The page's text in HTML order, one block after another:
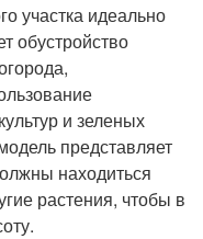
участка идеально
обустройство
и зеленых
представляет
находиться
растения, чтобы в